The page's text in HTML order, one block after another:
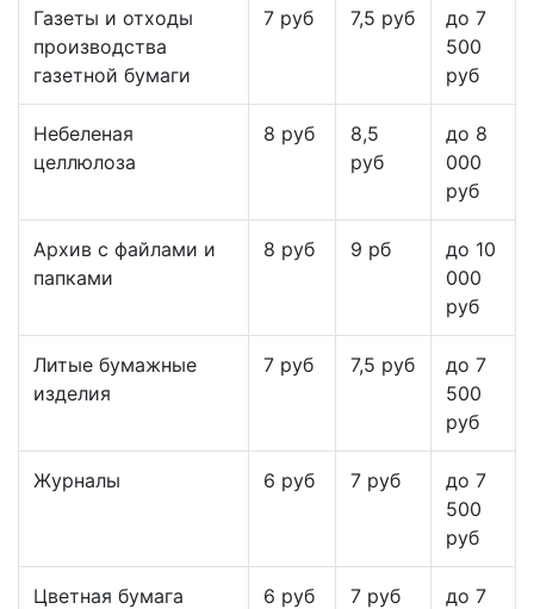
Газеты и отходы
производства
газетной бумаги
7 руб 7,5 руб
до 7
500
руб
Небеленая
целлюлоза
8 руб
8,5
руб
до 8
000
руб
Архив с файлами и
папками
8 руб 9 рб
до 10
000
руб
Литые бумажные
изделия
7 руб 7,5 руб
до 7
500
руб
Журналы 6 руб 7 руб
до 7
500
руб
Цветная бумага 6 руб 7 руб
до 7